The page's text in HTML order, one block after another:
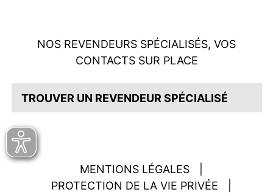
NOS REVENDEURS SPÉCIALISÉS, VOS
CONTACTS SUR PLACE
TROUVER UN REVENDEUR SPÉCIALISÉ
MENTIONS LÉGALES
PROTECTION DE LA VIE PRIVÉE